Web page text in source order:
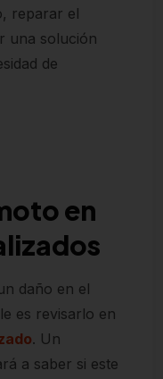
reparar el
una solución
de
en
daño en el
es revisarlo en
. Un
a saber si este